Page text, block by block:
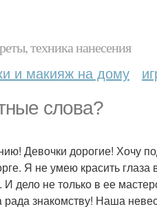
техника нанесения
и макияж на дому
слова?
Девочки дорогие! Хочу
Я не умею красить
дело не только в ее
знакомству! Наша